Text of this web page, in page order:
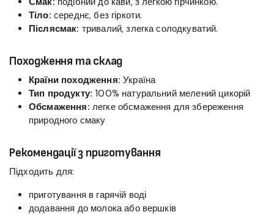
Тіло: середнє, без гіркоти.
Післясмак: тривалий, злегка солодкуватий.
Походження та склад
Країни походження: Україна
Тип продукту: 100% натуральний мелений цикорій
Обсмаження: легке обсмаження для збереження
природного смаку
Рекомендації з приготування
Підходить для:
приготування в гарячій воді
додавання до молока або вершків